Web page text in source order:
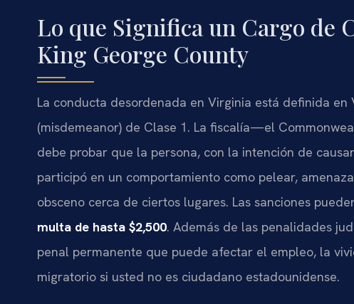
Lo que Significa un Cargo de
King George County
La conducta desordenada en Virginia está definida
(misdemeanor) de Clase 1. La fiscalía—el
debe probar que la persona, con la intención de
participó en un comportamiento como pelear,
obsceno cerca de ciertos lugares. Las sanciones
multa de hasta $2,500. Además de las penalidades
penal permanente que puede afectar el empleo, la
migratorio si usted no es ciudadano estadounidense.